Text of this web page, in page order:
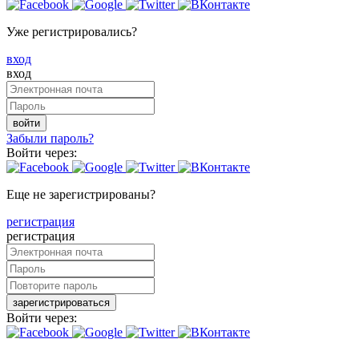
Уже регистрировались?
вход
вход
войти
Забыли пароль?
Войти через:
Еще не зарегистрированы?
регистрация
регистрация
зарегистрироваться
Войти через: